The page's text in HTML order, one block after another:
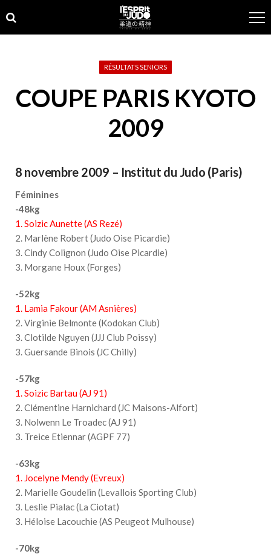
to
navigation
to
content
RÉSULTATS SENIORS
COUPE PARIS KYOTO
2009
8 novembre 2009 – Institut du Judo (Paris)
Féminines
-48kg
1. Soizic Aunette (AS Rezé)
2. Marlène Robert (Judo Oise Picardie)
3. Cindy Colignon (Judo Oise Picardie)
3. Morgane Houx (Forges)
-52kg
1. Lamia Fakour (AM Asnières)
2. Virginie Belmonte (Kodokan Club)
3. Clotilde Nguyen (JJJ Club Poissy)
3. Guersande Binois (JC Chilly)
-57kg
1. Soizic Bartau (AJ 91)
2. Clémentine Harnichard (JC Maisons-Alfort)
3. Nolwenn Le Troadec (AJ 91)
3. Treice Etiennar (AGPF 77)
-63kg
1. Jocelyne Mendy (Evreux)
2. Marielle Goudelin (Levallois Sporting Club)
3. Leslie Pialac (La Ciotat)
3. Héloise Lacouchie (AS Peugeot Mulhouse)
-70kg